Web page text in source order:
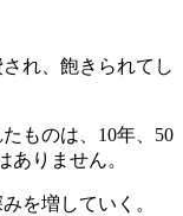
れ、飽きられてし
ものは、10年、50
ありません。
を増していく。